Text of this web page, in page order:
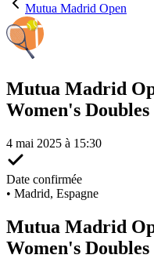
Mutua Madrid Open
Mutua Madrid
Women's
4 mai 2025 à 15:30
Date confirmée
• Madrid, Espagne
Mutua Madrid
Women's